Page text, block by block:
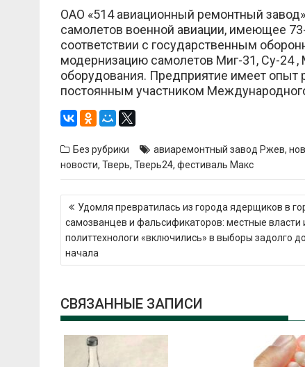
ОАО «514 авиационный ремонтный
самолетов военной авиации, имеющее
соответствии с государственным
модернизацию самолетов Миг-31, Су-24
оборудования. Предприятие имеет опыт
постоянным участником
Без рубрики авиаремонтный завод Ржев,
новости, Тверь, Тверь24, фестиваль Макс
Навигация
по
записям
Удомля превратилась из города ядерщиков в
самозванцев и фальсификаторов: местные власти
политтехнологи «включились» в выборы задолго
начала
СВЯЗАННЫЕ ЗАПИСИ